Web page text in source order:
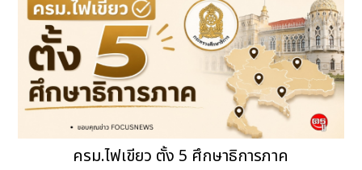
ครม.ไฟเขียว ตั้ง 5 ศึกษาธิการภาค